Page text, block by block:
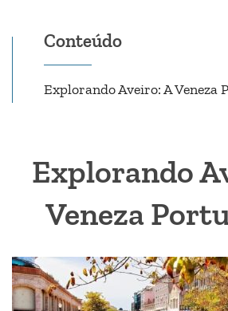
Explorando
Veneza
Conteúdo
Explorando Aveiro: A Veneza